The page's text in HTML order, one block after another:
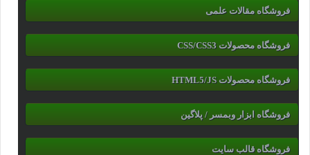
فروشگاه مقالات علمی
فروشگاه محصولات CSS/CSS3
فروشگاه محصولات HTML5/JS
فروشگاه ابزار وبمسر / پلاگین
فروشگاه قالب سایت